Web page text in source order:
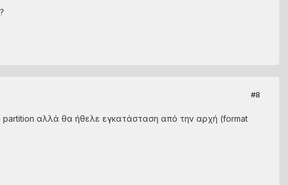
#8
partition αλλά θα ήθελε εγκατάσταση από την αρχή (format